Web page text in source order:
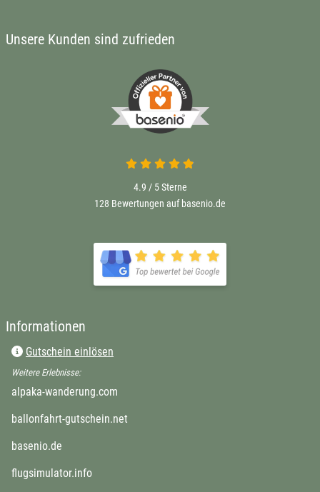
Unsere Kunden sind zufrieden
4.9 / 5Sterne
128 Bewertungen auf basenio.de
Informationen
Gutschein einlösen
Weitere Erlebnisse:
alpaka-wanderung.com
ballonfahrt-gutschein.net
basenio.de
flugsimulator.info